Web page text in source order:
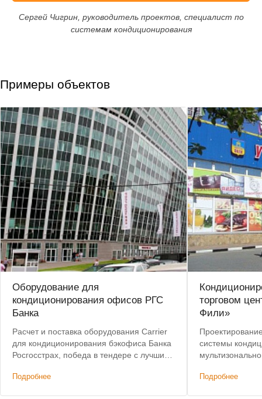
Сергей Чигрин, руководитель проектов, специалист по
системам кондиционирования
Примеры объектов
Оборудование для
кондиционирования офисов РГС
Банка
Расчет и поставка оборудования Carrier
для кондиционирования бэкофиса Банка
Росгосстрах, победа в тендере с лучшим
Подробнее
торговом
Фили»
системы
Подробнее